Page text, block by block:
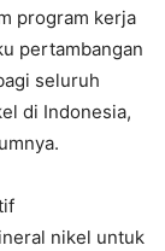
program kerja
pertambangan
seluruh
di Indonesia,
nikel untuk